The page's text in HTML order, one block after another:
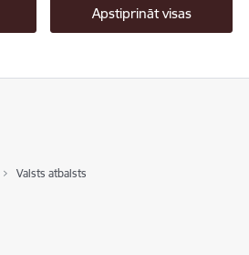
Apstiprināt visas
Valsts atbalsts